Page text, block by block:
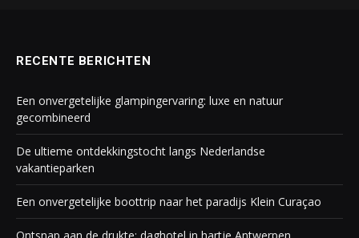
RECENTE BERICHTEN
Een onvergetelijke glampingervaring: luxe en natuur
gecombineerd
De ultieme ontdekkingstocht langs Nederlandse
vakantieparken
Een onvergetelijke boottrip naar het paradijs Klein Curaçao